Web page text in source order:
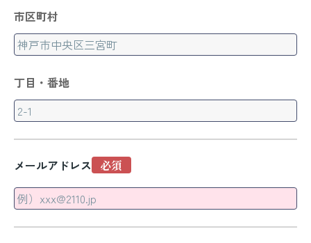
市区町村
丁目・番地
メールアドレス